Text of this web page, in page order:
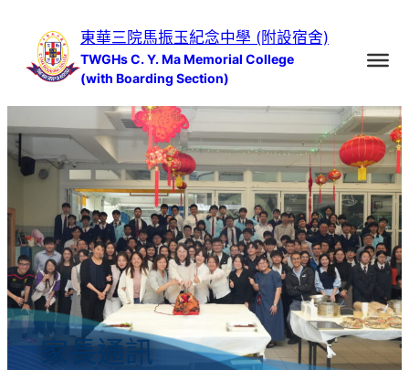
容
東華三院馬振玉紀念中學 (附設宿舍)
TWGHs C. Y. Ma Memorial College
(with Boarding Section)
家長通訊